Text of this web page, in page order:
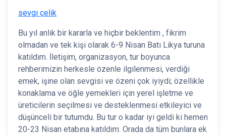
sevgi çelik
Bu yıl anlık bir kararla ve hiçbir beklentim , fikrim
olmadan ve tek kişi olarak 6-9 Nisan Batı Likya turuna
katıldım. İletişim, organizasyon, tur boyunca
rehberimizin herkesle özenle ilgilenmesi, verdiği
emek, işine olan sevgisi ve özeni çok iyiydi; özellikle
konaklama ve öğle yemekleri için yerel işletme ve
üreticilerin seçilmesi ve desteklenmesi etkileyici ve
düşünceli bir tutumdu. Bu tur o kadar iyi geldi ki hemen
20-23 Nisan etabına katıldım. Orada da tüm bunlara ek